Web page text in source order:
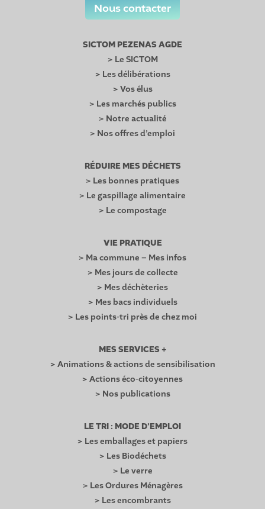
Nous contacter
SICTOM PEZENAS AGDE
> Le SICTOM
> Les délibérations
> Vos élus
> Les marchés publics
> Notre actualité
> Nos offres d’emploi
RÉDUIRE MES DÉCHETS
> Les bonnes pratiques
> Le gaspillage alimentaire
> Le compostage
VIE PRATIQUE
> Ma commune – Mes infos
> Mes jours de collecte
> Mes déchèteries
> Mes bacs individuels
> Les points-tri près de chez moi
MES SERVICES +
> Animations & actions de sensibilisation
> Actions éco-citoyennes
> Nos publications
LE TRI : MODE D’EMPLOI
> Les emballages et papiers
> Les Biodéchets
> Le verre
> Les Ordures Ménagères
> Les encombrants